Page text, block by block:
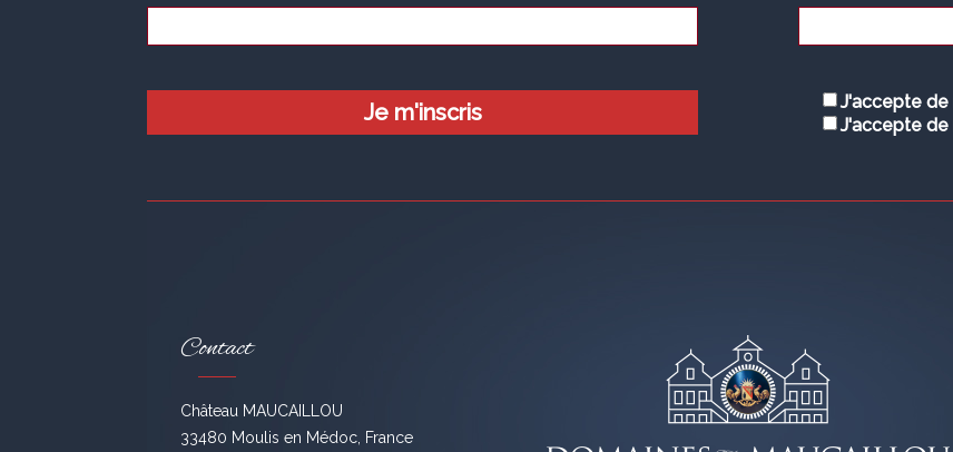
J'accepte de
J'accepte de
Contact
Château MAUCAILLOU
33480 Moulis en Médoc, France